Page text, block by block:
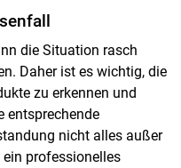
die Situation rasch
Daher ist es wichtig, die
zu erkennen und
entsprechende
nicht alles außer
professionelles